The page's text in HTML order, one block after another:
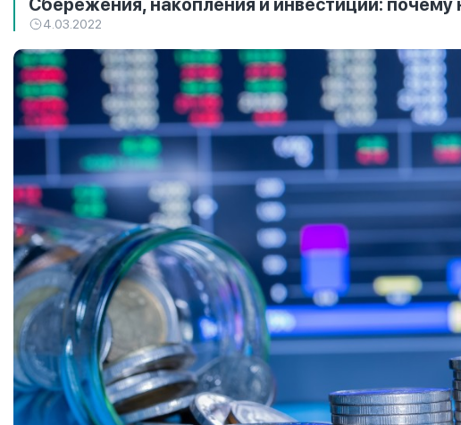
Сбережения, накопления и инвестиции:
4.03.2022